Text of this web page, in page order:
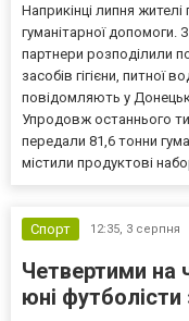
Наприкінці липня
гуманітарної допомоги.
партнери розподілили
засобів гігієни, питної
повідомляють у
Упродовж останнього
передали 81,6 тонни
містили продуктові
Спорт 12:35, 3 серпня
Четвертими на
юні